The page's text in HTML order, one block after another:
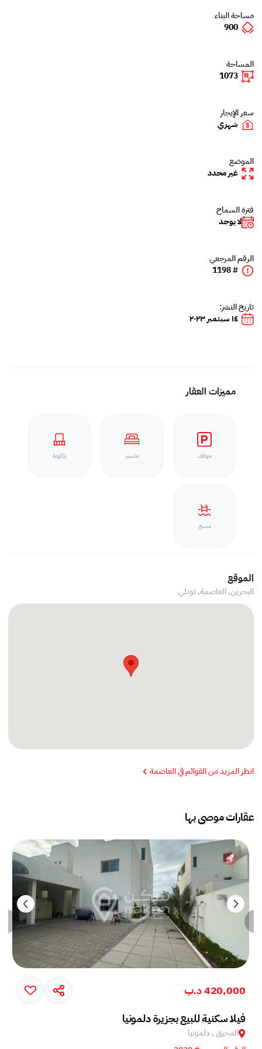
مساحة البناء
900
المساحة
1073
سعر الإيجار
شهري
الموضع
غير محدد
فترة السماح
لا يوجد
الرقم المرجعي
# 1198
تاريخ النشر:
١٤ سبتمبر ٢٠٢٣
مميزات العقار
موقف ماستر بلكونة
مسبح
الموقع
البحرين, العاصمة,توبلي
انظر المزيد من القوائم في العاصمة
عقارات موصى بها
420,000 د.ب
فيلا سكنية للبيع بجزيرة دلمونيا
المحرق , دلمونيا